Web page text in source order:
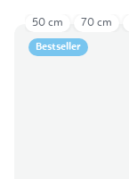
Bestseller
50 cm 70 cm